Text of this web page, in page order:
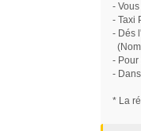
- Vous
- Taxi
- Dés
(Nom
- Pour
- Dans
* La